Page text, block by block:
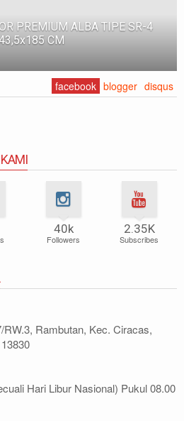
PABRIK MEDIUM DUTY ZA-
UKURAN 150x100x200 CM
facebook blogger disqus
40k
Followers
2.35K
Subscribes
Rambutan, Kec. Ciracas,
Hari Libur Nasional) Pukul 08.00